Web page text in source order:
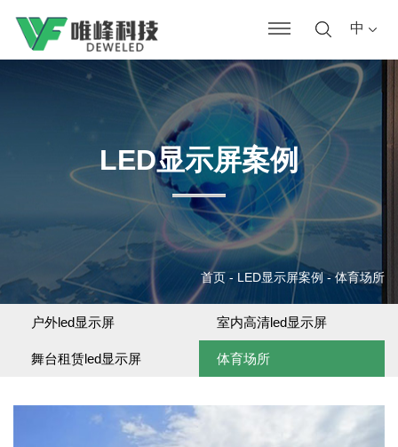
中
LED显示屏案例
首页 - LED显示屏案例-体育场所
户外led显示屏 室内高清led显示屏
舞台租赁led显示屏 体育场所